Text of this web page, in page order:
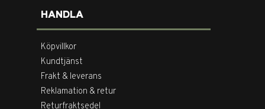
HANDLA
Köpvillkor
Kundtjänst
Frakt & leverans
Reklamation & retur
Returfraktsedel